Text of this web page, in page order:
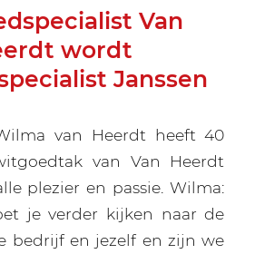
Van
wordt
Janssen
van Heerdt heeft 40
van Van Heerdt
plezier en passie. Wilma:
je verder kijken naar de
bedrijf en jezelf en zijn we